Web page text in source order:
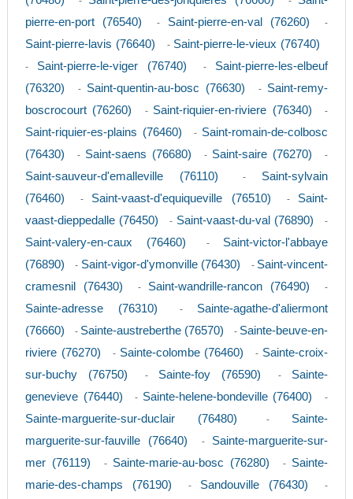
pierre-en-port (76540)
- Saint-pierre-en-val (76260) -
Saint-pierre-lavis (76640) - Saint-pierre-le-vieux (76740)
- Saint-pierre-le-viger (76740) - Saint-pierre-les-elbeuf
(76320)
- Saint-quentin-au-bosc (76630) - Saint-remy-
boscrocourt (76260)
- Saint-riquier-en-riviere (76340) -
Saint-riquier-es-plains (76460) - Saint-romain-de-colbosc
(76430)
- Saint-saens (76680) - Saint-saire (76270) -
Saint-sauveur-d'emalleville (76110) - Saint-sylvain
(76460)
- Saint-vaast-d'equiqueville (76510) - Saint-
vaast-dieppedalle (76450)
- Saint-vaast-du-val (76890) -
Saint-valery-en-caux (76460) - Saint-victor-l'abbaye
(76890)
- Saint-vigor-d'ymonville (76430) - Saint-vincent-
cramesnil (76430)
- Saint-wandrille-rancon (76490) -
Sainte-adresse (76310) - Sainte-agathe-d'aliermont
(76660)
- Sainte-austreberthe (76570) - Sainte-beuve-en-
riviere (76270)
- Sainte-colombe (76460) - Sainte-croix-
sur-buchy (76750)
- Sainte-foy (76590) - Sainte-
genevieve (76440)
- Sainte-helene-bondeville (76400) -
Sainte-marguerite-sur-duclair (76480) - Sainte-
marguerite-sur-fauville (76640)
- Sainte-marguerite-sur-
mer (76119)
- Sainte-marie-au-bosc (76280) - Sainte-
marie-des-champs (76190)
- Sandouville (76430) -